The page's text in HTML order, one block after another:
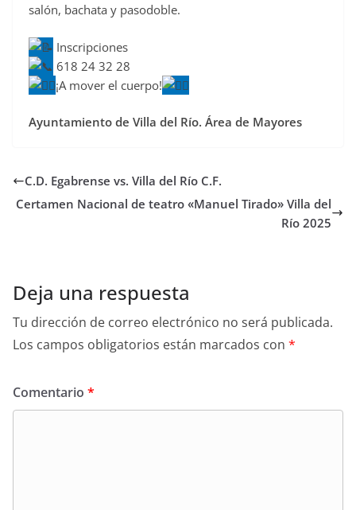
salón, bachata y pasodoble.
Inscripciones
618 24 32 28
¡A mover el cuerpo!
Ayuntamiento de Villa del Río. Área de Mayores
C.D. Egabrense vs. Villa del Río C.F.
Certamen Nacional de teatro «Manuel Tirado» Villa del
Río 2025
Deja una respuesta
Tu dirección de correo electrónico no será publicada.
Los campos obligatorios están marcados con *
Comentario *